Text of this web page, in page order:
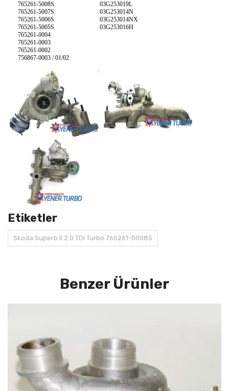
765261-5008S
765261-5007S
765261-5006S
765261-5005S
765261-0004
765261-0003
765261-0002
756867-0003 / 01/02
03G253019L
03G253014N
03G253014NX
03G253016H
Etiketler
Skoda Superb II 2.0 TDI Turbo 765261-5008S
Benzer Ürünler